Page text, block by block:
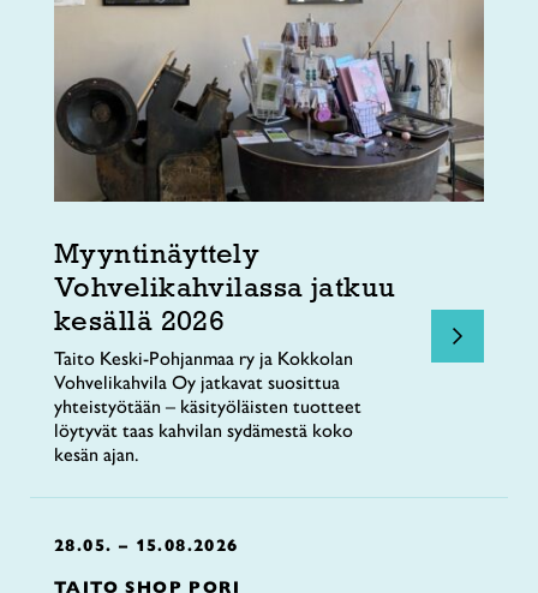
Myyntinäyttely
Vohvelikahvilassa jatkuu
kesällä 2026
Taito Keski-Pohjanmaa ry ja Kokkolan
Vohvelikahvila Oy jatkavat suosittua
yhteistyötään – käsityöläisten tuotteet
löytyvät taas kahvilan sydämestä koko
kesän ajan.
28.05. – 15.08.2026
TAITO SHOP PORI